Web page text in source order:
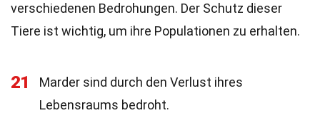
verschiedenen Bedrohungen. Der Schutz dieser
Tiere ist wichtig, um ihre Populationen zu erhalten.
21
Marder sind durch den Verlust ihres
Lebensraums bedroht.